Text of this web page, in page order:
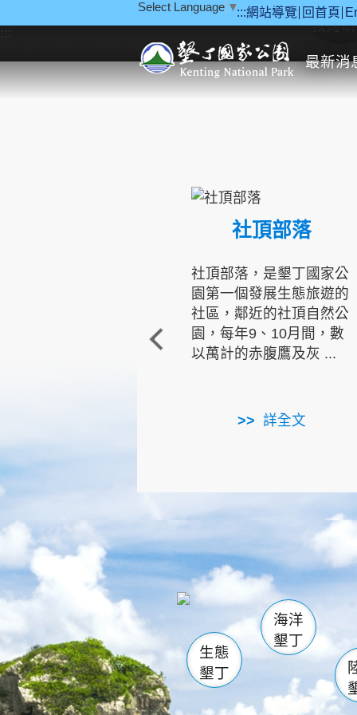
:::網站導覽 回首頁
Select Language ▼
最新消
::: 教育
社頂部落
社頂部落，是墾丁國家公
園第一個發展生態旅遊的
社區，鄰近的社頂自然公
園，每年9、10月間，數
以萬計的赤腹鷹及灰 ...
詳全文
龜山 海生館
恆春
龍鑾潭自
瓊麻館
關山
白砂
生態
墾丁
海洋
墾丁